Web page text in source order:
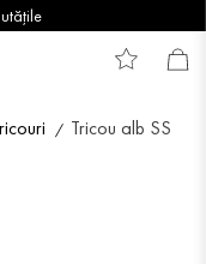
Tricou alb SS